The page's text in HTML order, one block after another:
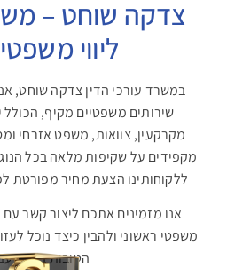
צדקה שוחט –
ליווי
במשרד עורכי הדין צדקה שוחט,
שירותים משפטיים מקיף, הכולל
מקרקעין, צוואות, משפט אזרחי
מקפידים על שקיפות מלאה בכל
ללקוחותינו הצעת מחיר מפורטת
אנו מזמינים אתכם ליצור קשר עם
משפטי ראשוני ולהבין כיצד נוכל
הטובות ביותר